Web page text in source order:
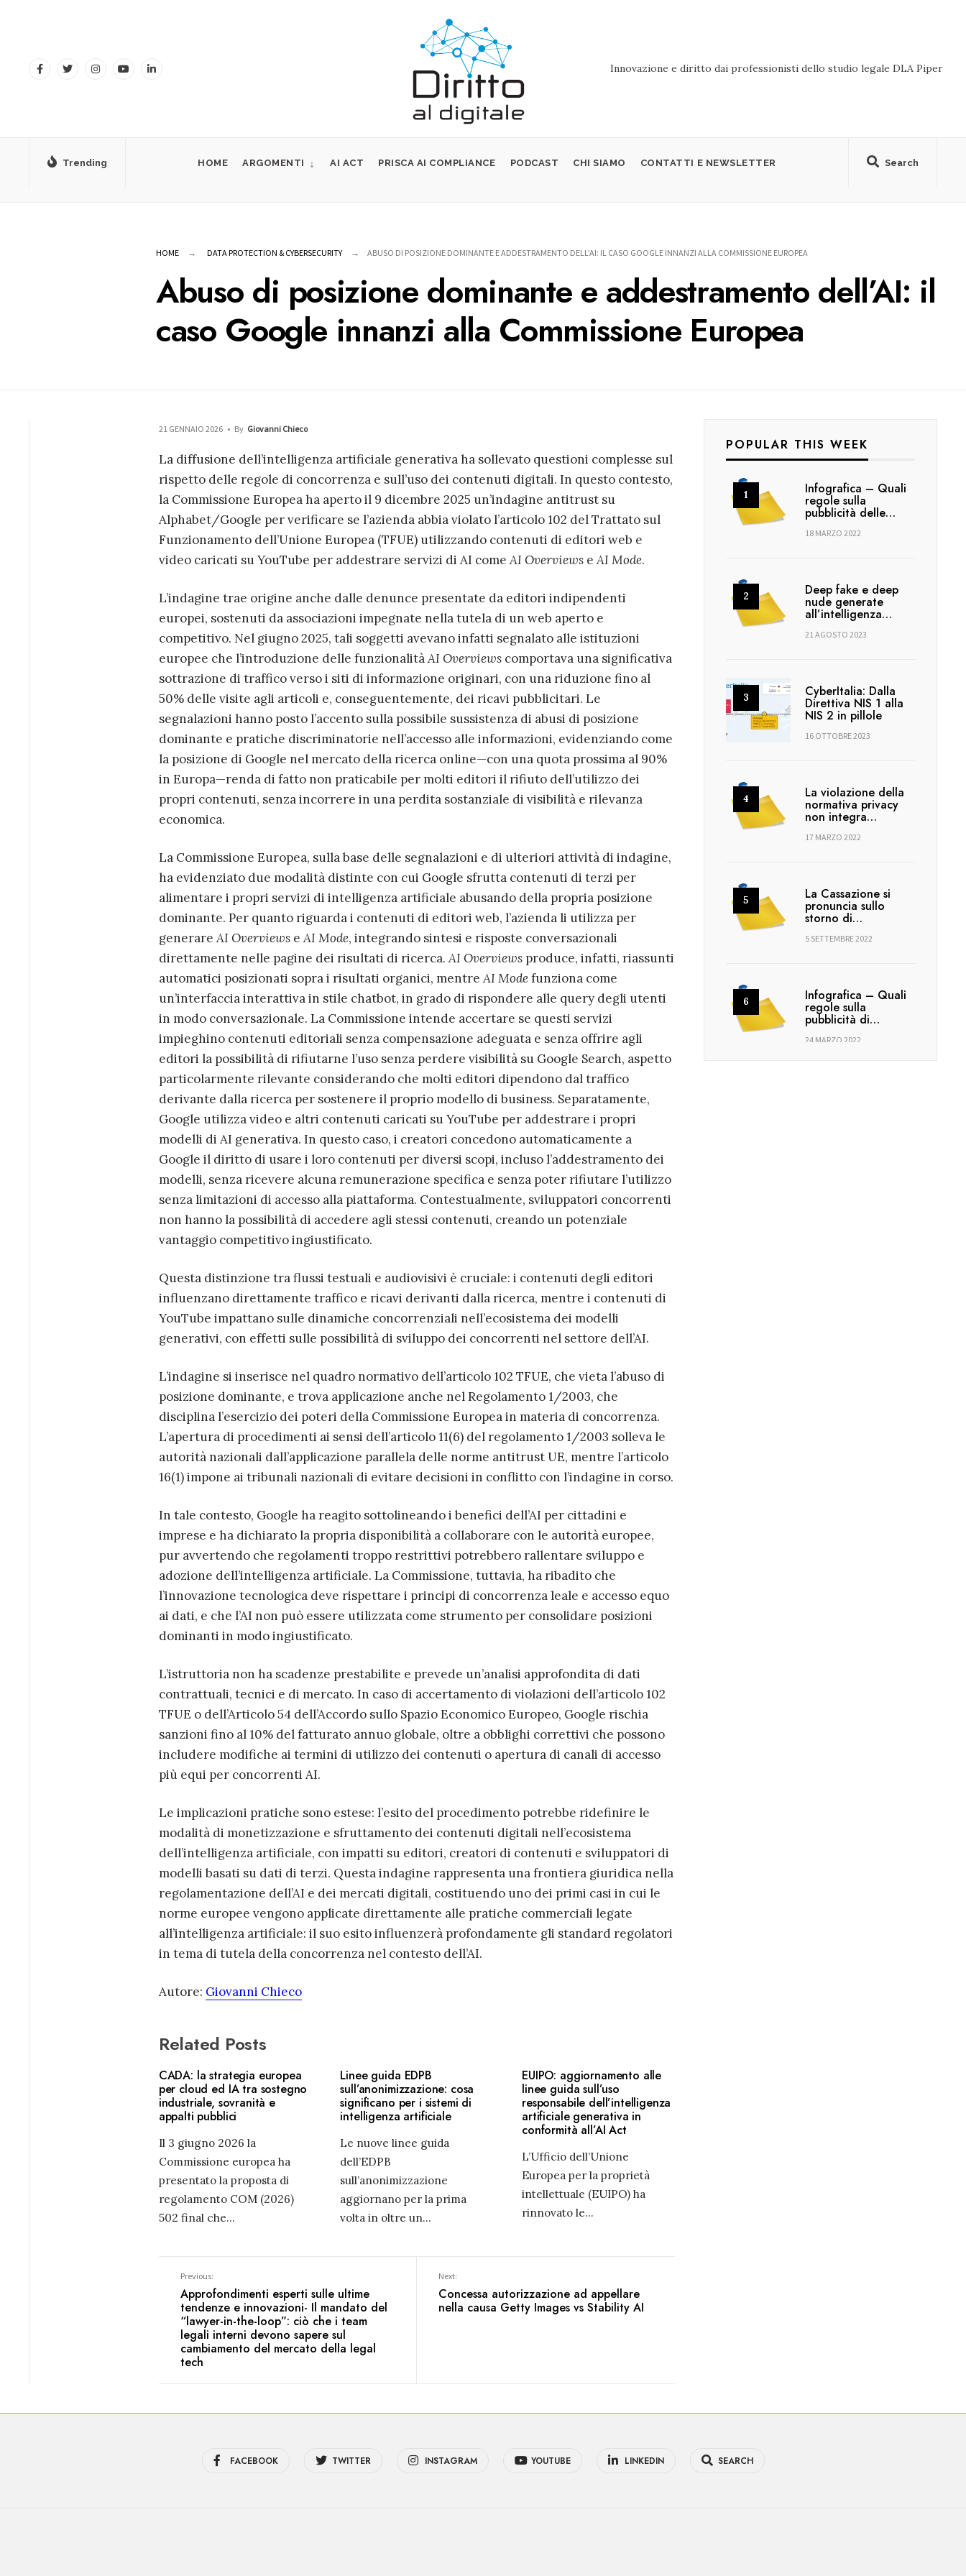
Innovazione e diritto dai professionisti dello studio legale DLA Piper
Trending Search
HOME ARGOMENTI AI ACT PRISCA AI COMPLIANCE PODCAST CHI SIAMO CONTATTI E NEWSLETTER
HOME DATA PROTECTION & CYBERSECURITY ABUSO DI POSIZIONE DOMINANTE E ADDESTRAMENTO DELL’AI: IL CASO GOOGLE INNANZI ALLA COMMISSIONE EUROPEA
Abuso di posizione dominante e addestramento dell’AI: il
caso Google innanzi alla Commissione Europea
21 GENNAIO 2026 • By Giovanni Chieco
La diffusione dell’intelligenza artificiale generativa ha sollevato questioni complesse sul
rispetto delle regole di concorrenza e sull’uso dei contenuti digitali. In questo contesto,
la Commissione Europea ha aperto il 9 dicembre 2025 un’indagine antitrust su
Alphabet/Google per verificare se l’azienda abbia violato l’articolo 102 del Trattato sul
Funzionamento dell’Unione Europea (TFUE) utilizzando contenuti di editori web e
video caricati su YouTube per addestrare servizi di AI comeAI Overviews eAI Mode.
L’indagine trae origine anche dalle denunce presentate da editori indipendenti
europei, sostenuti da associazioni impegnate nella tutela di un web aperto e
competitivo. Nel giugno 2025, tali soggetti avevano infatti segnalato alle istituzioni
europee che l’introduzione delle funzionalitàAI Overviewscomportava una significativa
sottrazione di traffico verso i siti di informazione originari, con una riduzione fino al
50% delle visite agli articoli e, conseguentemente, dei ricavi pubblicitari. Le
segnalazioni hanno posto l’accento sulla possibile sussistenza di abusi di posizione
dominante e pratiche discriminatorie nell’accesso alle informazioni, evidenziando come
la posizione di Google nel mercato della ricerca online—con una quota prossima al 90%
in Europa—renda di fatto non praticabile per molti editori il rifiuto dell’utilizzo dei
propri contenuti, senza incorrere in una perdita sostanziale di visibilità e rilevanza
economica.
La Commissione Europea, sulla base delle segnalazioni e di ulteriori attività di indagine,
ha evidenziato due modalità distinte con cui Google sfrutta contenuti di terzi per
alimentare i propri servizi di intelligenza artificiale abusando della propria posizione
dominante. Per quanto riguarda i contenuti di editori web, l’azienda li utilizza per
generareAI OverviewseAI Mode, integrando sintesi e risposte conversazionali
direttamente nelle pagine dei risultati di ricerca.AI Overviewsproduce, infatti, riassunti
automatici posizionati sopra i risultati organici, mentreAI Modefunziona come
un’interfaccia interattiva in stile chatbot, in grado di rispondere alle query degli utenti
in modo conversazionale. La Commissione intende accertare se questi servizi
impieghino contenuti editoriali senza compensazione adeguata e senza offrire agli
editori la possibilità di rifiutarne l’uso senza perdere visibilità su Google Search, aspetto
particolarmente rilevante considerando che molti editori dipendono dal traffico
derivante dalla ricerca per sostenere il proprio modello di business. Separatamente,
Google utilizza video e altri contenuti caricati su YouTube per addestrare i propri
modelli di AI generativa. In questo caso, i creatori concedono automaticamente a
Google il diritto di usare i loro contenuti per diversi scopi, incluso l’addestramento dei
modelli, senza ricevere alcuna remunerazione specifica e senza poter rifiutare l’utilizzo
senza limitazioni di accesso alla piattaforma. Contestualmente, sviluppatori concorrenti
non hanno la possibilità di accedere agli stessi contenuti, creando un potenziale
vantaggio competitivo ingiustificato.
Questa distinzione tra flussi testuali e audiovisivi è cruciale: i contenuti degli editori
influenzano direttamente traffico e ricavi derivanti dalla ricerca, mentre i contenuti di
YouTube impattano sulle dinamiche concorrenziali nell’ecosistema dei modelli
generativi, con effetti sulle possibilità di sviluppo dei concorrenti nel settore dell’AI.
L’indagine si inserisce nel quadro normativo dell’articolo 102 TFUE, che vieta l’abuso di
posizione dominante, e trova applicazione anche nel Regolamento 1/2003, che
disciplina l’esercizio dei poteri della Commissione Europea in materia di concorrenza.
L’apertura di procedimenti ai sensi dell’articolo 11(6) del regolamento 1/2003 solleva le
autorità nazionali dall’applicazione parallela delle norme antitrust UE, mentre l’articolo
16(1) impone ai tribunali nazionali di evitare decisioni in conflitto con l’indagine in corso.
In tale contesto, Google ha reagito sottolineando i benefici dell’AI per cittadini e
imprese e ha dichiarato la propria disponibilità a collaborare con le autorità europee,
pur avvertendo che regolamenti troppo restrittivi potrebbero rallentare sviluppo e
adozione dell’intelligenza artificiale. La Commissione, tuttavia, ha ribadito che
l’innovazione tecnologica deve rispettare i principi di concorrenza leale e accesso equo
ai dati, e che l’AI non può essere utilizzata come strumento per consolidare posizioni
dominanti in modo ingiustificato.
L’istruttoria non ha scadenze prestabilite e prevede un’analisi approfondita di dati
contrattuali, tecnici e di mercato. In caso di accertamento di violazioni dell’articolo 102
TFUE o dell’Articolo 54 dell’Accordo sullo Spazio Economico Europeo, Google rischia
sanzioni fino al 10% del fatturato annuo globale, oltre a obblighi correttivi che possono
includere modifiche ai termini di utilizzo dei contenuti o apertura di canali di accesso
più equi per concorrenti AI.
Le implicazioni pratiche sono estese: l’esito del procedimento potrebbe ridefinire le
modalità di monetizzazione e sfruttamento dei contenuti digitali nell’ecosistema
dell’intelligenza artificiale, con impatti su editori, creatori di contenuti e sviluppatori di
modelli basati su dati di terzi. Questa indagine rappresenta una frontiera giuridica nella
regolamentazione dell’AI e dei mercati digitali, costituendo uno dei primi casi in cui le
norme europee vengono applicate direttamente alle pratiche commerciali legate
all’intelligenza artificiale: il suo esito influenzerà profondamente gli standard regolatori
in tema di tutela della concorrenza nel contesto dell’AI.
Autore: Giovanni Chieco
Related Posts
CADA: la strategia europea
per cloud ed IA tra sostegno
industriale, sovranità e
appalti pubblici
Il 3 giugno 2026 la
Commissione europea ha
presentato la proposta di
regolamento COM (2026)
502 final che...
Linee guida EDPB
sull’anonimizzazione: cosa
significano per i sistemi di
intelligenza artificiale
Le nuove linee guida
dell’EDPB
sull’anonimizzazione
aggiornano per la prima
volta in oltre un...
EUIPO: aggiornamento alle
linee guida sull’uso
responsabile dell’intelligenza
artificiale generativa in
conformità all’AI Act
L’Ufficio dell’Unione
Europea per la proprietà
intellettuale (EUIPO) ha
rinnovato le...
Previous:
Approfondimenti esperti sulle ultime
tendenze e innovazioni- Il mandato del
“lawyer-in-the-loop”: ciò che i team
legali interni devono sapere sul
cambiamento del mercato della legal
tech
Next:
Concessa autorizzazione ad appellare
nella causa Getty Images vs Stability AI
POPULAR THIS WEEK
Infografica – Quali
regole sulla
pubblicità delle…
18 MARZO 2022
Deep fake e deep
nude generate
all’intelligenza…
21 AGOSTO 2023
CyberItalia: Dalla
Direttiva NIS 1 alla
NIS 2 in pillole
16 OTTOBRE 2023
La violazione della
normativa privacy
non integra…
17 MARZO 2022
La Cassazione si
pronuncia sullo
storno di…
5 SETTEMBRE 2022
Infografica – Quali
regole sulla
pubblicità di…
24 MARZO 2022
FACEBOOK TWITTER INSTAGRAM YOUTUBE LINKEDIN SEARCH